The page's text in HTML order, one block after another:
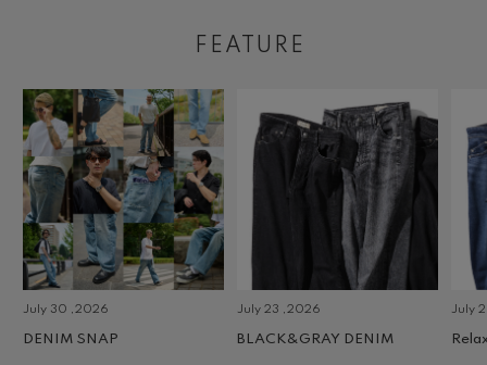
FEATURE
July 30 ,2026
DENIM SNAP
July 23 ,2026
BLACK&GRAY DENIM
July 2
Relax